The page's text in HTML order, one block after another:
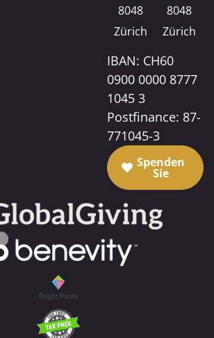
8048
Zürich
8048
Zürich
IBAN: CH60
0900 0000 8777
1045 3
Postfinance: 87-
771045-3
Spenden
Sie